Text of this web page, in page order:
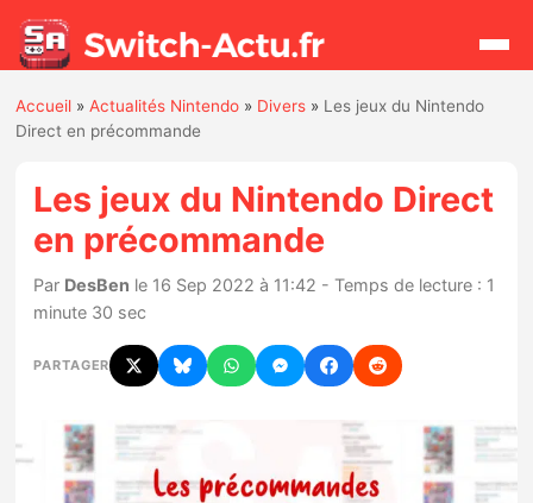
Actualités
Jeux
Hardware
Chiffres de ventes
Accueil »Actualités Nintendo » Divers » Les jeux du Nintendo
Direct en précommande
Les jeux du Nintendo Direct
en précommande
Par DesBen le 16 Sep 2022 à 11:42 - Temps de lecture : 1
minute 30 sec
PARTAGER